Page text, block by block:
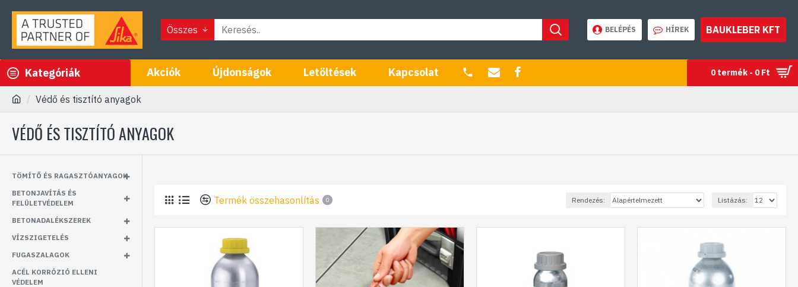
Összes BELÉPÉS HÍREK BAUKLEBER KFT
Kategóriák Akciók Újdonságok Letöltések Kapcsolat 0 termék - 0 Ft
Védő és tisztító anyagok
VÉDŐ ÉS TISZTÍTÓ ANYAGOK
TÖMÍTŐ ÉS RAGASZTÓANYAGOK
BETONJAVÍTÁS ÉS
FELÜLETVÉDELEM
BETONADALÉKSZEREK
VÍZSZIGETELÉS
FUGASZALAGOK
ACÉL KORRÓZIÓ ELLENI
VÉDELEM
Termék összehasonlítás 0 Rendezés: Listázás: